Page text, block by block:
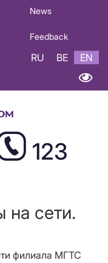
News
Feedback
RU BE EN
123
на сети.
филиала МГТС